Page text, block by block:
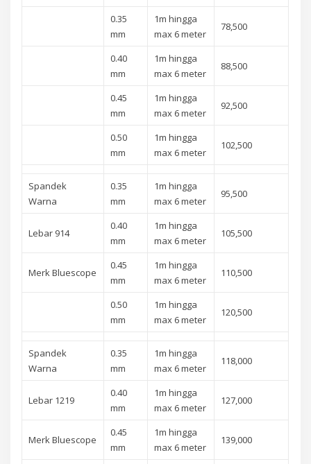
0.35
mm
1m hingga
max 6 meter
78,500
0.40
mm
1m hingga
max 6 meter
88,500
0.45
mm
1m hingga
max 6 meter
92,500
0.50
mm
1m hingga
max 6 meter
102,500
Spandek
Warna
0.35
mm
1m hingga
max 6 meter
95,500
Lebar 914
0.40
mm
1m hingga
max 6 meter
105,500
Merk Bluescope
0.45
mm
1m hingga
max 6 meter
110,500
0.50
mm
1m hingga
max 6 meter
120,500
Spandek
Warna
0.35
mm
1m hingga
max 6 meter
118,000
Lebar 1219
0.40
mm
1m hingga
max 6 meter
127,000
Merk Bluescope
0.45
mm
1m hingga
max 6 meter
139,000